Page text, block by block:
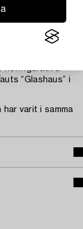
1914, har GAN
stil.
sig och
Bilden är
nonfigurativa
“Glashaus” i
varit i samma